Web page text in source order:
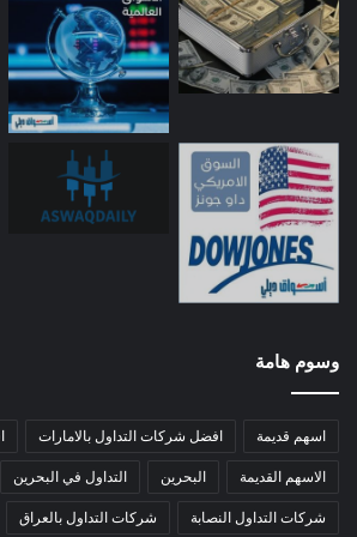
وسوم هامة
اسهم قديمة افضل شركات التداول بالامارات
الاسهم القديمة البحرين التداول في البحرين
شركات التداول النصابة شركات التداول بالعراق